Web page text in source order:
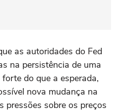
as autoridades do Fed
na persistência de uma
do que a esperada,
nova mudança na
pressões sobre os preços